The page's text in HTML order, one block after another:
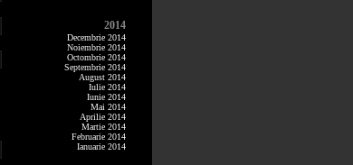
2014
Decembrie 2014
Noiembrie 2014
Octombrie 2014
Septembrie 2014
August 2014
Iulie 2014
Iunie 2014
Mai 2014
Aprilie 2014
Martie 2014
Februarie 2014
Ianuarie 2014